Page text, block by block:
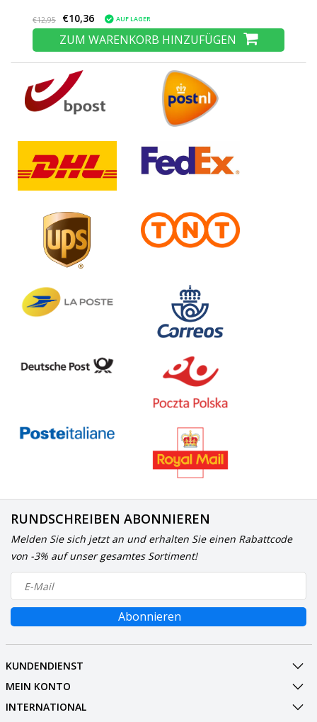
€12,95 €10,36 AUF LAGER
ZUM WARENKORB HINZUFÜGEN
RUNDSCHREIBEN ABONNIEREN
Melden Sie sich jetzt an und erhalten Sie einen Rabattcode
von -3% auf unser gesamtes Sortiment!
Abonnieren
KUNDENDIENST
MEIN KONTO
INTERNATIONAL